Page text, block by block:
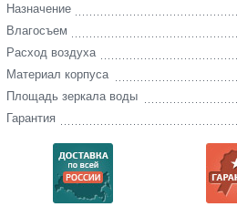
Назначение
Влагосъем
Расход воздуха
Материал корпуса
Площадь зеркала воды
Гарантия